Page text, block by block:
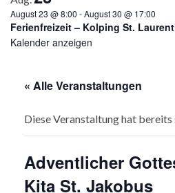
August 23 @ 8:00 -August 30 @ 17:00
Ferienfreizeit – Kolping St.
Kalender anzeigen
« Alle Veranstaltungen
Diese Veranstaltung hat
Adventlicher
Kita St. Jakobus